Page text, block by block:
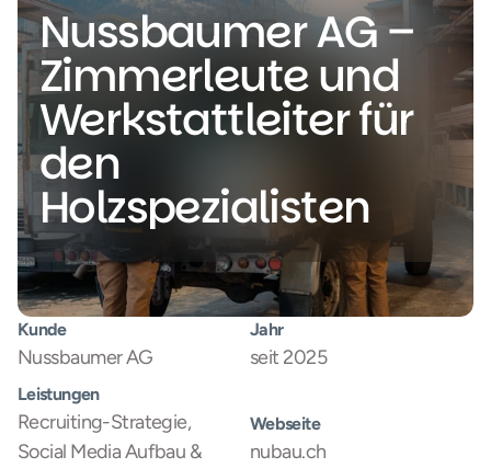
Nussbaumer AG –
Zimmerleute und
Werkstattleiter für
den
Holzspezialisten
Kunde
Nussbaumer AG
Jahr
seit 2025
Leistungen
Recruiting-Strategie,
Social Media Aufbau &
Webseite
nubau.ch